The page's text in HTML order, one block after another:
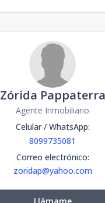
Zórida Pappaterra
Agente Inmobiliario
Celular / WhatsApp:
8099735081
Correo electrónico:
zoridap@yahoo.com